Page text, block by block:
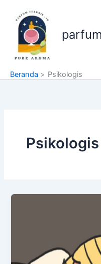
konten
Beranda Psikologis
Psikologis